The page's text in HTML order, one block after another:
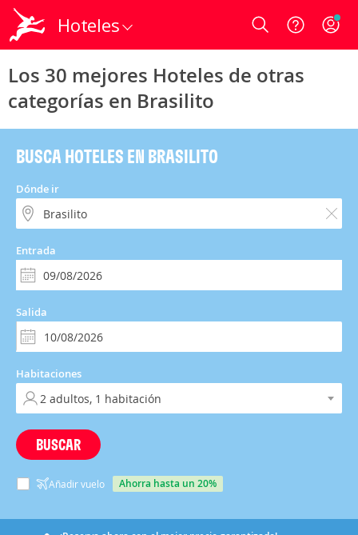
Hoteles Login
Los 30 mejores Hoteles de otras
categorías en Brasilito
BUSCA HOTELES EN BRASILITO
Dónde ir
Entrada
Salida
Habitaciones
BUSCAR
Añadir vuelo ahorra hasta un 20%